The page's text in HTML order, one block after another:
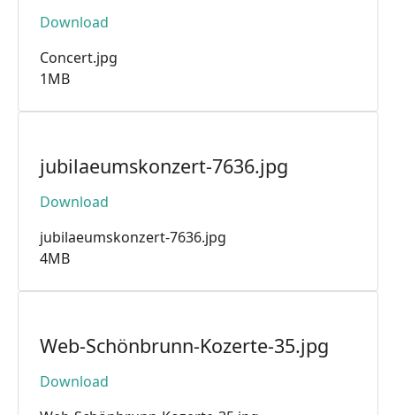
Download
Concert.jpg
1MB
jubilaeumskonzert-7636.jpg
Download
jubilaeumskonzert-7636.jpg
4MB
Web-Schönbrunn-Kozerte-35.jpg
Download